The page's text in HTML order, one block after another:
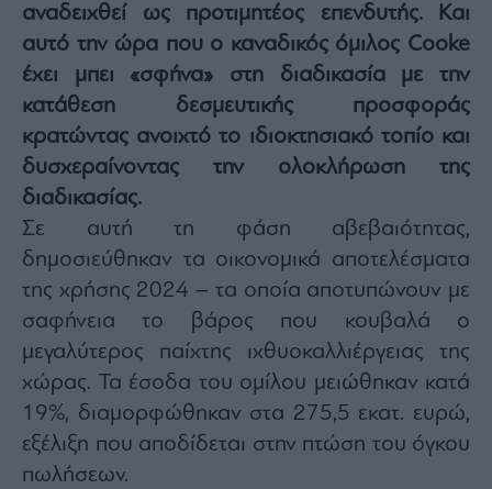
Watches
Yachts
Table
For
Μετοχές
Αγορές
Trader's
book
Buy-
Hold-
Sell
The
Value
Investor
αναδειχθεί ως προτιμητέος επενδυτής. Και
αυτό την ώρα που ο καναδικός όμιλος Cooke
έχει μπει «σφήνα» στη διαδικασία με την
κατάθεση δεσμευτικής προσφοράς
κρατώντας ανοιχτό το ιδιοκτησιακό τοπίο και
δυσχεραίνοντας την ολοκλήρωση της
διαδικασίας.
Σε αυτή τη φάση αβεβαιότητας,
δημοσιεύθηκαν τα οικονομικά αποτελέσματα
της χρήσης 2024 – τα οποία αποτυπώνουν με
σαφήνεια το βάρος που κουβαλά ο
μεγαλύτερος παίχτης ιχθυοκαλλιέργειας της
χώρας. Τα έσοδα του ομίλου μειώθηκαν κατά
19%, διαμορφώθηκαν στα 275,5 εκατ. ευρώ,
εξέλιξη που αποδίδεται στην πτώση του όγκου
πωλήσεων.